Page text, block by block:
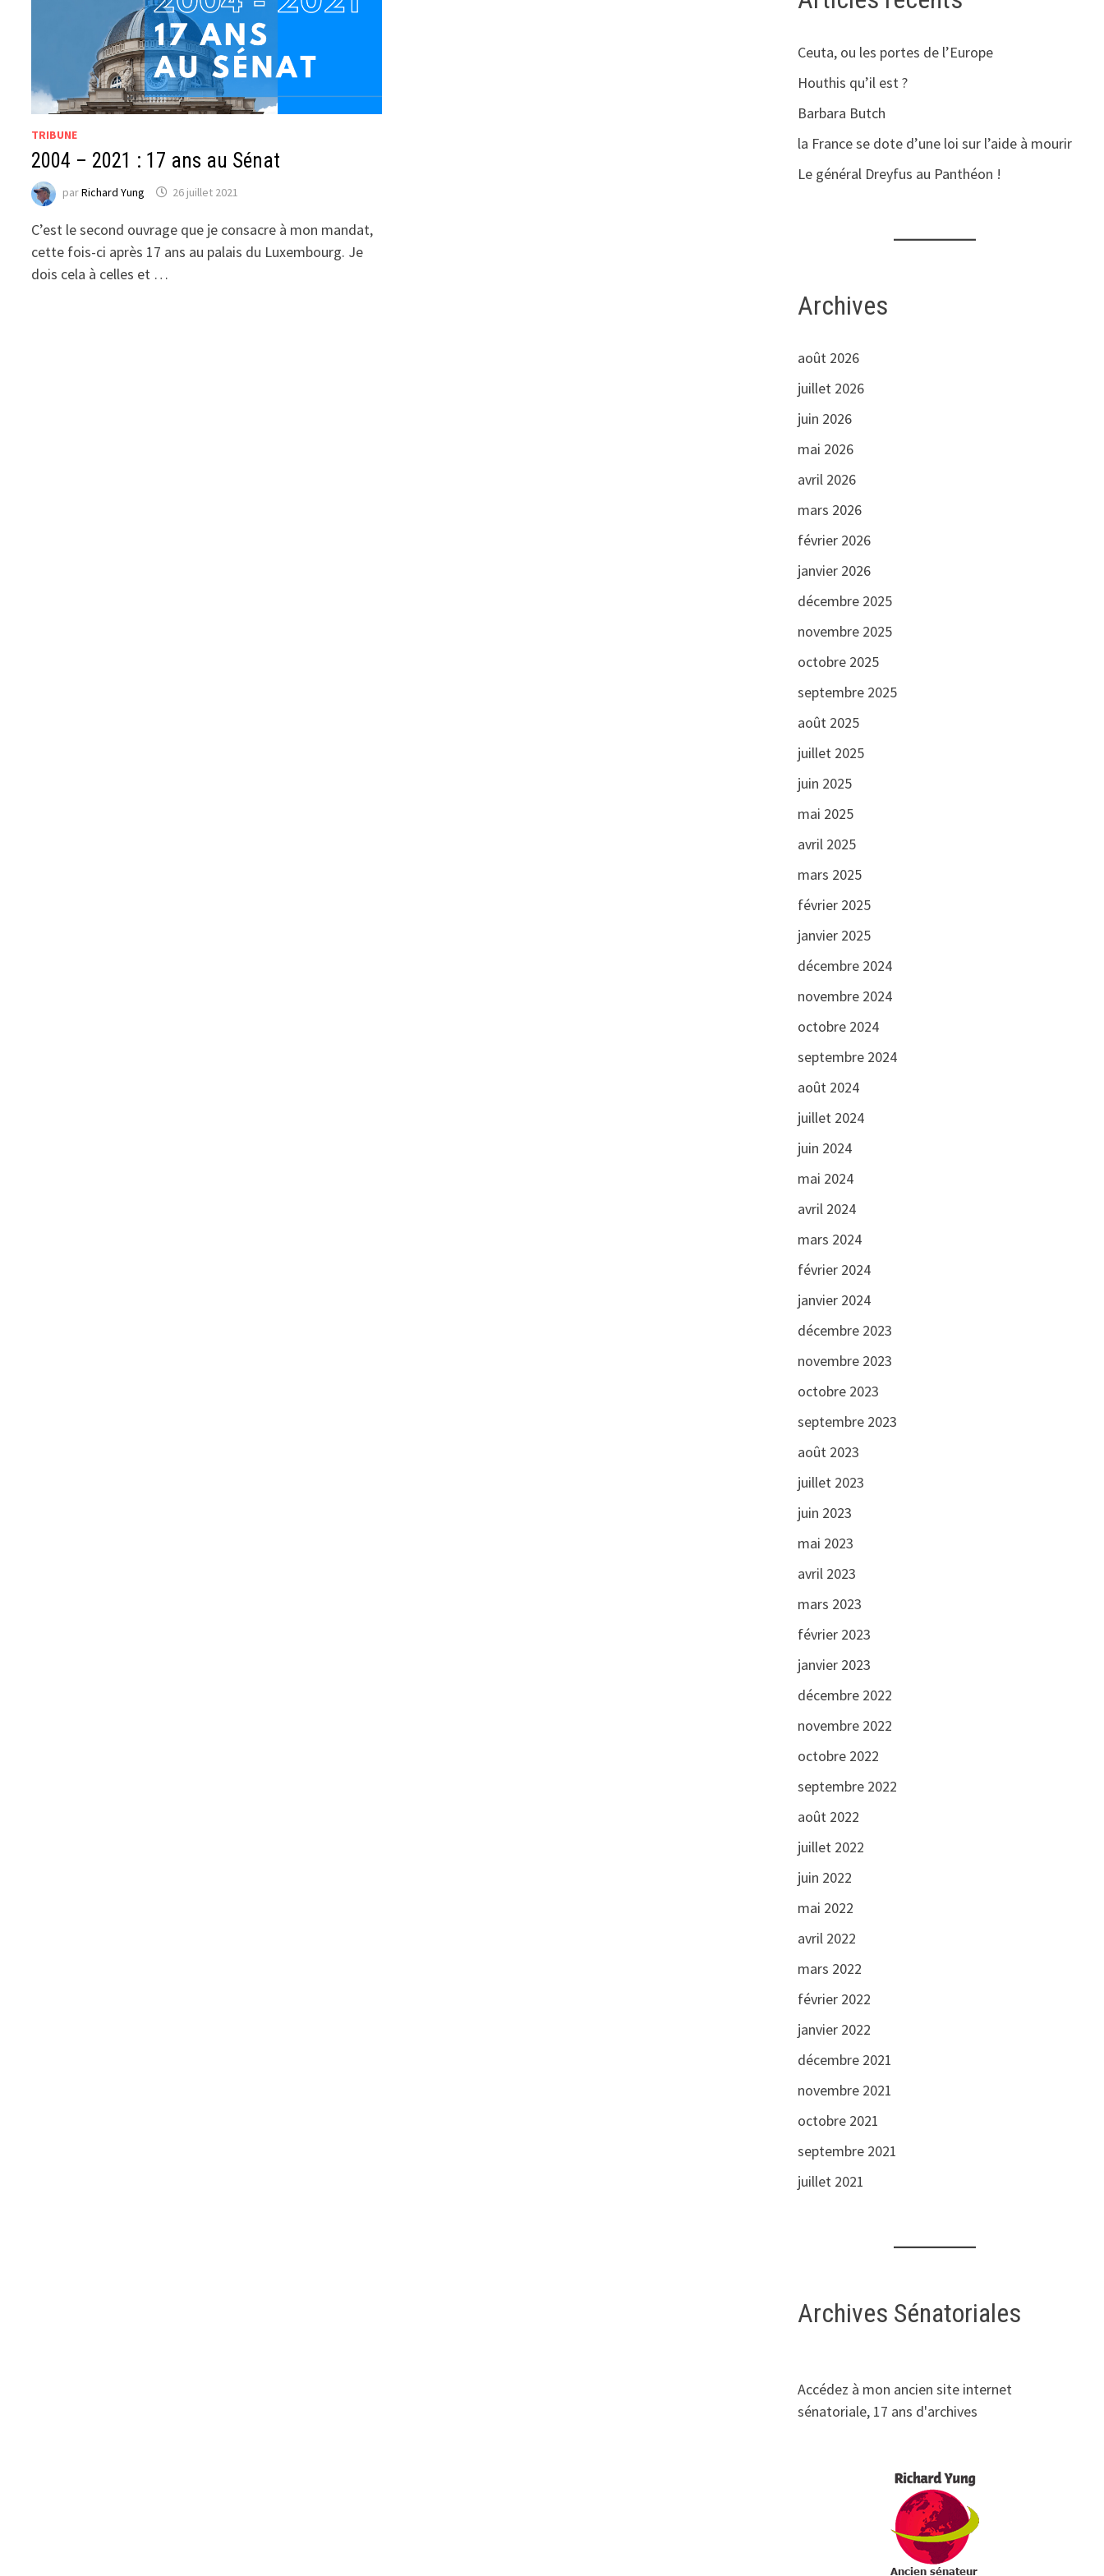
TRIBUNE
2004 – 2021 : 17 ans au Sénat
parRichard Yung 26 juillet 2021
C’est le second ouvrage que je consacre à mon mandat,
cette fois-ci après 17 ans au palais du Luxembourg. Je
dois cela à celles et …
Ceuta, ou les portes de l’Europe
Houthis qu’il est ?
Barbara Butch
la France se dote d’une loi sur l’aide à mourir
Le général Dreyfus au Panthéon !
Archives
août 2026
juillet 2026
juin 2026
mai 2026
avril 2026
mars 2026
février 2026
janvier 2026
décembre 2025
novembre 2025
octobre 2025
septembre 2025
août 2025
juillet 2025
juin 2025
mai 2025
avril 2025
mars 2025
février 2025
janvier 2025
décembre 2024
novembre 2024
octobre 2024
septembre 2024
août 2024
juillet 2024
juin 2024
mai 2024
avril 2024
mars 2024
février 2024
janvier 2024
décembre 2023
novembre 2023
octobre 2023
septembre 2023
août 2023
juillet 2023
juin 2023
mai 2023
avril 2023
mars 2023
février 2023
janvier 2023
décembre 2022
novembre 2022
octobre 2022
septembre 2022
août 2022
juillet 2022
juin 2022
mai 2022
avril 2022
mars 2022
février 2022
janvier 2022
décembre 2021
novembre 2021
octobre 2021
septembre 2021
juillet 2021
Archives Sénatoriales
Accédez à mon ancien site internet
sénatoriale, 17 ans d'archives